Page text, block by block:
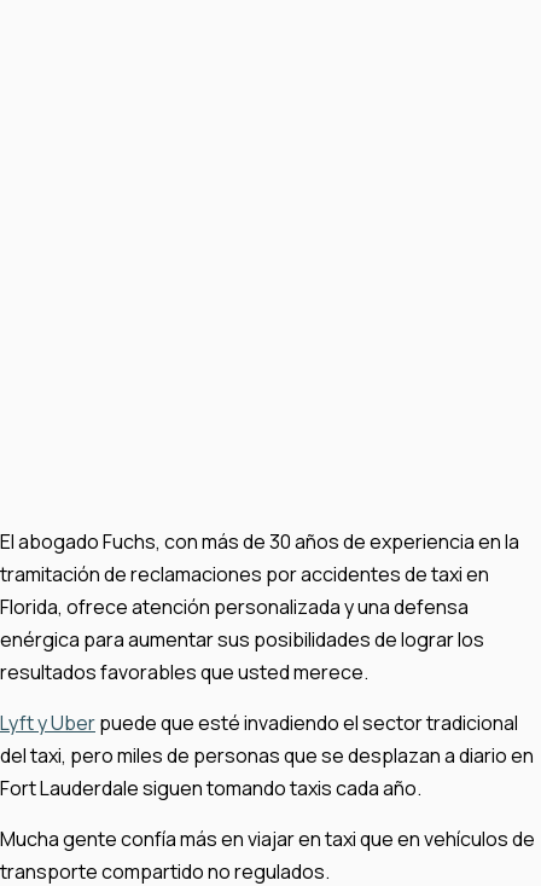
El abogado Fuchs, con más de 30 años de experiencia en la
tramitación de reclamaciones por accidentes de taxi en
Florida, ofrece atención personalizada y una defensa
enérgica para aumentar sus posibilidades de lograr los
resultados favorables que usted merece.
Lyft y Uberpuede que esté invadiendo el sector tradicional
del taxi, pero miles de personas que se desplazan a diario en
Fort Lauderdale siguen tomando taxis cada año.
Mucha gente confía más en viajar en taxi que en vehículos de
transporte compartido no regulados.